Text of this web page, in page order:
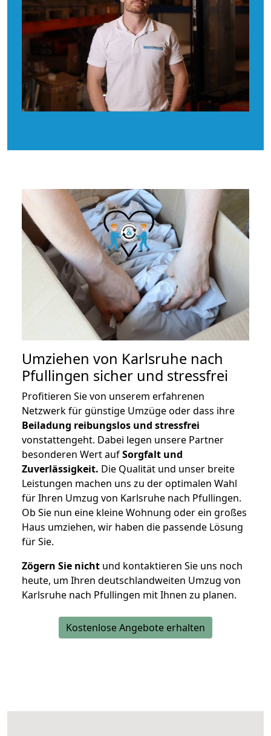
Umziehen von Karlsruhe nach
Pfullingen sicher und stressfrei
Profitieren Sie von unserem erfahrenen
Netzwerk für günstige Umzüge oder dass ihre
Beiladung reibungslos und stressfrei
vonstattengeht. Dabei legen unsere Partner
besonderen Wert aufSorgfalt und
Zuverlässigkeit. Die Qualität und unser breite
Leistungen machen uns zu der optimalen Wahl
für Ihren Umzug von Karlsruhe nach Pfullingen.
Ob Sie nun eine kleine Wohnung oder ein großes
Haus umziehen, wir haben die passende Lösung
für Sie.
Zögern Sie nicht und kontaktieren Sie uns noch
heute, um Ihren deutschlandweiten Umzug von
Karlsruhe nach Pfullingen mit Ihnen zu planen.
Kostenlose Angebote erhalten